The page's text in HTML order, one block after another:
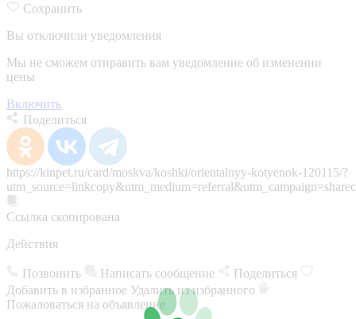
Сохранить
Вы отключили уведомления
Мы не сможем отправить вам уведомление об изменении
цены
Включить
Поделиться
https://kinpet.ru/card/moskva/koshki/orientalnyy-kotyenok-120115/?
Ссылка скопирована
Действия
Позвонить Написать сообщение
Поделиться
Добавить в избранное Удалить из избранного
Пожаловаться на объявление